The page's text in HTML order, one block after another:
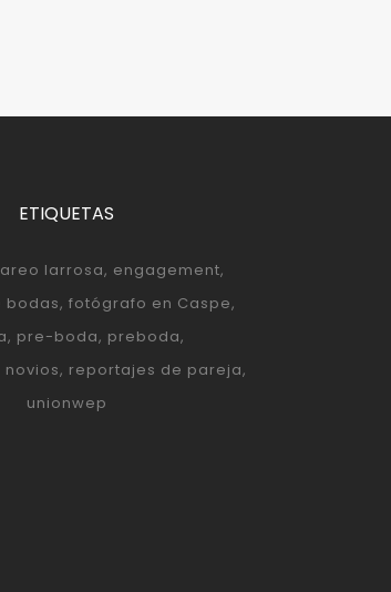
ETIQUETAS
larrosa engagement
bodas fotógrafo en Caspe
pre-boda preboda
reportajes de pareja
unionwep